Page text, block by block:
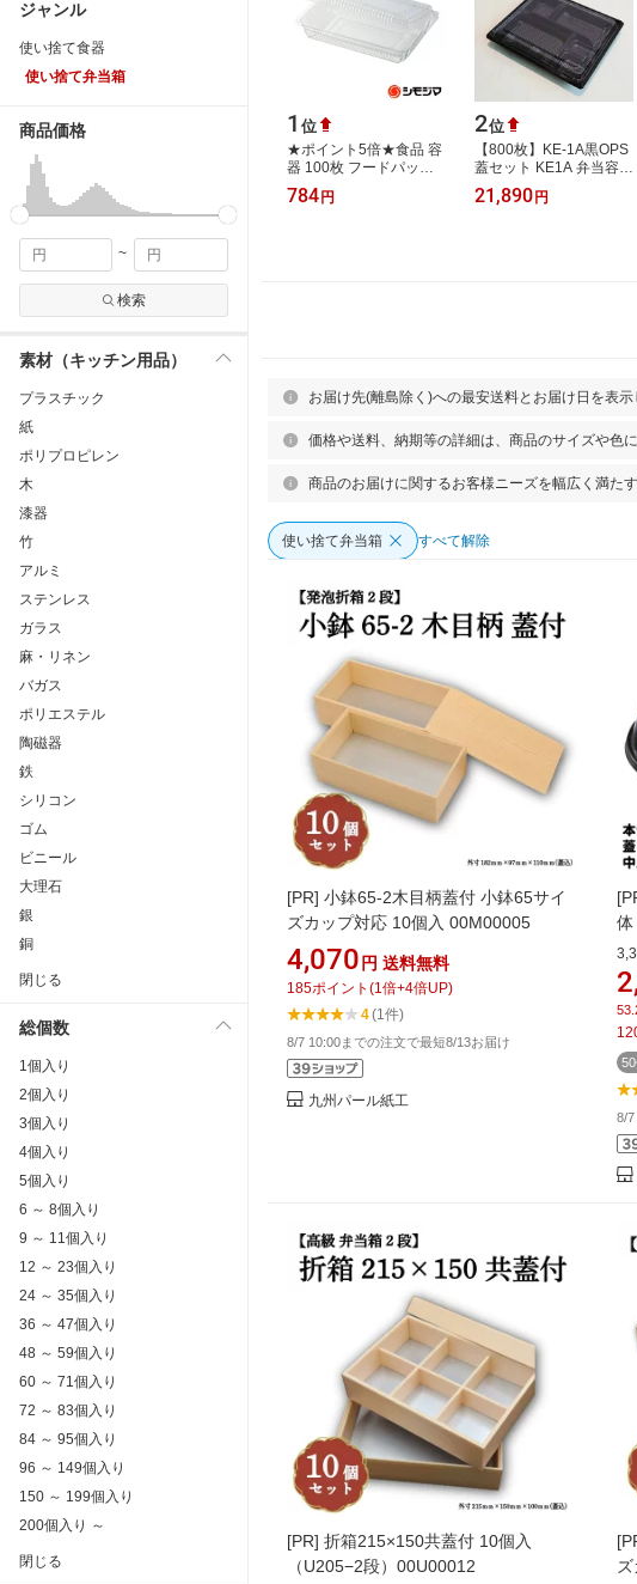
ジャンル
使い捨て食器
使い捨て弁当箱
商品価格
~
検索
素材（キッチン用品）
プラスチック
紙
ポリプロピレン
木
漆器
竹
アルミ
ステンレス
ガラス
麻・リネン
バガス
ポリエステル
陶磁器
鉄
シリコン
ゴム
ビニール
大理石
銀
銅
閉じる
総個数
1個入り
2個入り
3個入り
4個入り
5個入り
6 ～ 8個入り
9 ～ 11個入り
12 ～ 23個入り
24 ～ 35個入り
36 ～ 47個入り
48 ～ 59個入り
60 ～ 71個入り
72 ～ 83個入り
84 ～ 95個入り
96 ～ 149個入り
150 ～ 199個入り
200個入り ～
閉じる
1 位
★ポイント5倍★食品 容
器 100枚 フードパック
大浅 H-1-B シーピー化
成
784 円
2位
【800枚】KE-1A黒OPS
蓋セット KE1A 弁当容器
使い捨て 業務用 テイク
アウト容器 弁当屋 お持
21,890 円
お届け先(離島除く)への最安送料とお届け日を表
価格や送料、納期等の詳細は、商品のサイズや色
商品のお届けに関するお客様ニーズを幅広く満た
使い捨て弁当箱 すべて解除
[PR] 小鉢65-2木目柄蓋付 小鉢65サイ
ズカップ対応 10個入 00M00005
4,070 円 送料無料
185ポイント (1倍+4倍UP)
4(1件)
8/7 10:00までの注文で最短8/13お届け
九州パール紙工
体
ウ
8/7
[PR] 折箱215×150共蓋付 10個入
（U205−2段）00U00012